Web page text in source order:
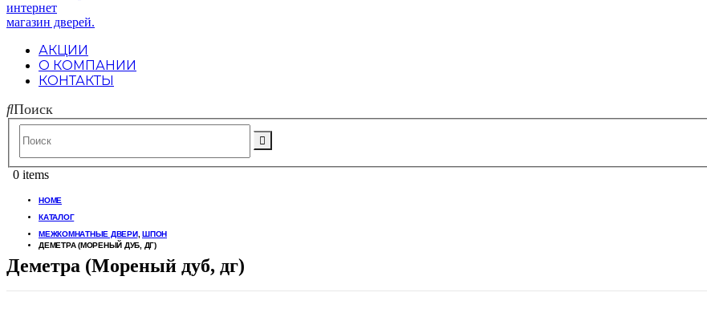
АКЦИИ
О КОМПАНИИ
КОНТАКТЫ
Поиск
0 items
HOME
КАТАЛОГ
МЕЖКОМНАТНЫЕ ДВЕРИ, ШПОН
ДЕМЕТРА (МОРЕНЫЙ ДУБ, ДГ)
Деметра (Мореный дуб, дг)